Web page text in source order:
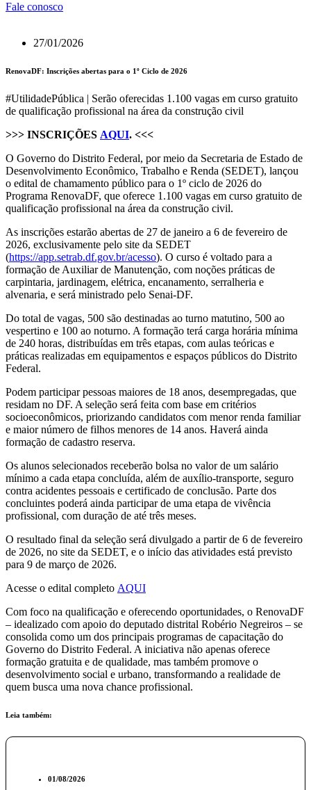
Fale conosco
27/01/2026
RenovaDF: Inscrições abertas para o 1º Ciclo de 2026
#UtilidadePública | Serão oferecidas 1.100 vagas em curso gratuito
de qualificação profissional na área da construção civil
>>> INSCRIÇÕES AQUI. <<<
O Governo do Distrito Federal, por meio da Secretaria de Estado de
Desenvolvimento Econômico, Trabalho e Renda (SEDET), lançou
o edital de chamamento público para o 1º ciclo de 2026 do
Programa RenovaDF, que oferece 1.100 vagas em curso gratuito de
qualificação profissional na área da construção civil.
As inscrições estarão abertas de 27 de janeiro a 6 de fevereiro de
2026, exclusivamente pelo site da SEDET
(https://app.setrab.df.gov.br/acesso). O curso é voltado para a
formação de Auxiliar de Manutenção, com noções práticas de
carpintaria, jardinagem, elétrica, encanamento, serralheria e
alvenaria, e será ministrado pelo Senai-DF.
Do total de vagas, 500 são destinadas ao turno matutino, 500 ao
vespertino e 100 ao noturno. A formação terá carga horária mínima
de 240 horas, distribuídas em três etapas, com aulas teóricas e
práticas realizadas em equipamentos e espaços públicos do Distrito
Federal.
Podem participar pessoas maiores de 18 anos, desempregadas, que
residam no DF. A seleção será feita com base em critérios
socioeconômicos, priorizando candidatos com menor renda familiar
e maior número de filhos menores de 14 anos. Haverá ainda
formação de cadastro reserva.
Os alunos selecionados receberão bolsa no valor de um salário
mínimo a cada etapa concluída, além de auxílio-transporte, seguro
contra acidentes pessoais e certificado de conclusão. Parte dos
concluintes poderá ainda participar de uma etapa de vivência
profissional, com duração de até três meses.
O resultado final da seleção será divulgado a partir de 6 de fevereiro
de 2026, no site da SEDET, e o início das atividades está previsto
para 9 de março de 2026.
Acesse o edital completo AQUI
Com foco na qualificação e oferecendo oportunidades, o RenovaDF
– idealizado com apoio do deputado distrital Robério Negreiros – se
consolida como um dos principais programas de capacitação do
Governo do Distrito Federal. A iniciativa não apenas oferece
formação gratuita e de qualidade, mas também promove o
desenvolvimento social e urbano, transformando a realidade de
quem busca uma nova chance profissional.
Leia também:
01/08/2026